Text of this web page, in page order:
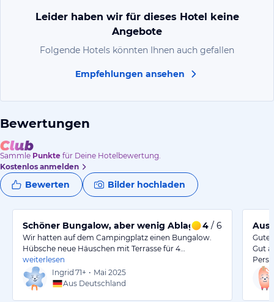
Leider haben wir für dieses Hotel keine
Angebote
Folgende Hotels könnten Ihnen auch gefallen
Empfehlungen ansehen
Bewertungen
Sammle Punkte für Deine Hotelbewertung.
Kostenlos anmelden
Bewerten Bilder hochladen
Schöner Bungalow, aber wenig Ablagefläche im
4 / 6
Wir hatten auf dem Campingplatz einen Bungalow.
Hübsche neue Häuschen mit Terrasse für 4…
weiterlesen
Ingrid 71+ • Mai 2025
Aus Deutschland
Gute
Gut